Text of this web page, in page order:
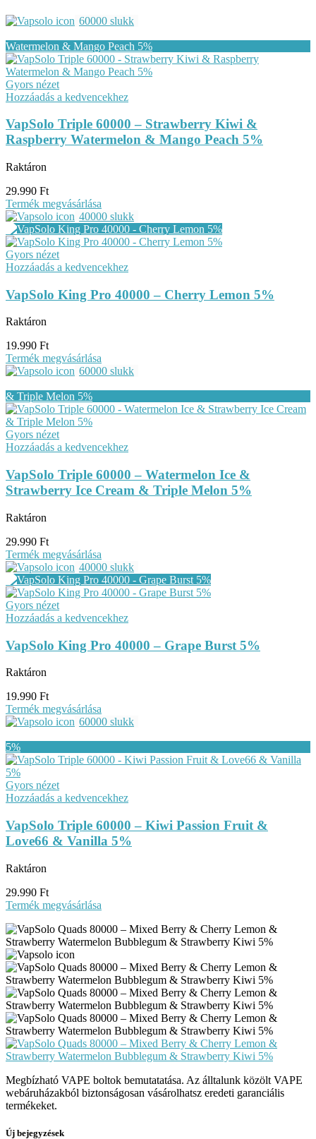
60000 slukk
Gyors nézet
Hozzáadás a kedvencekhez
VapSolo Triple 60000 – Strawberry Kiwi &
Raspberry Watermelon & Mango Peach 5%
Raktáron
29.990 Ft
Termék megvásárlása
40000 slukk
Gyors nézet
Hozzáadás a kedvencekhez
VapSolo King Pro 40000 – Cherry Lemon 5%
Raktáron
19.990 Ft
Termék megvásárlása
60000 slukk
Gyors nézet
Hozzáadás a kedvencekhez
VapSolo Triple 60000 – Watermelon Ice &
Strawberry Ice Cream & Triple Melon 5%
Raktáron
29.990 Ft
Termék megvásárlása
40000 slukk
Gyors nézet
Hozzáadás a kedvencekhez
VapSolo King Pro 40000 – Grape Burst 5%
Raktáron
19.990 Ft
Termék megvásárlása
60000 slukk
Gyors nézet
Hozzáadás a kedvencekhez
VapSolo Triple 60000 – Kiwi Passion Fruit &
Love66 & Vanilla 5%
Raktáron
29.990 Ft
Termék megvásárlása
Megbízható VAPE boltok bemutatatása. Az álltalunk közölt VAPE
webáruházakból biztonságosan vásárolhatsz eredeti garanciális
termékeket.
Új bejegyzések